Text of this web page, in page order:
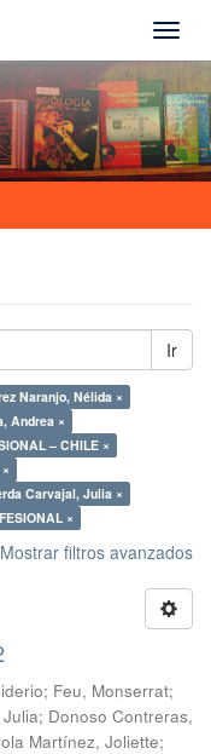
Ir
Naranjo, Nélida ×
Andrea ×
– CHILE ×
Carvajal, Julia ×
×
Mostrar filtros avanzados
; Feu, Monserrat;
; Donoso Contreras,
Martínez, Joliette;